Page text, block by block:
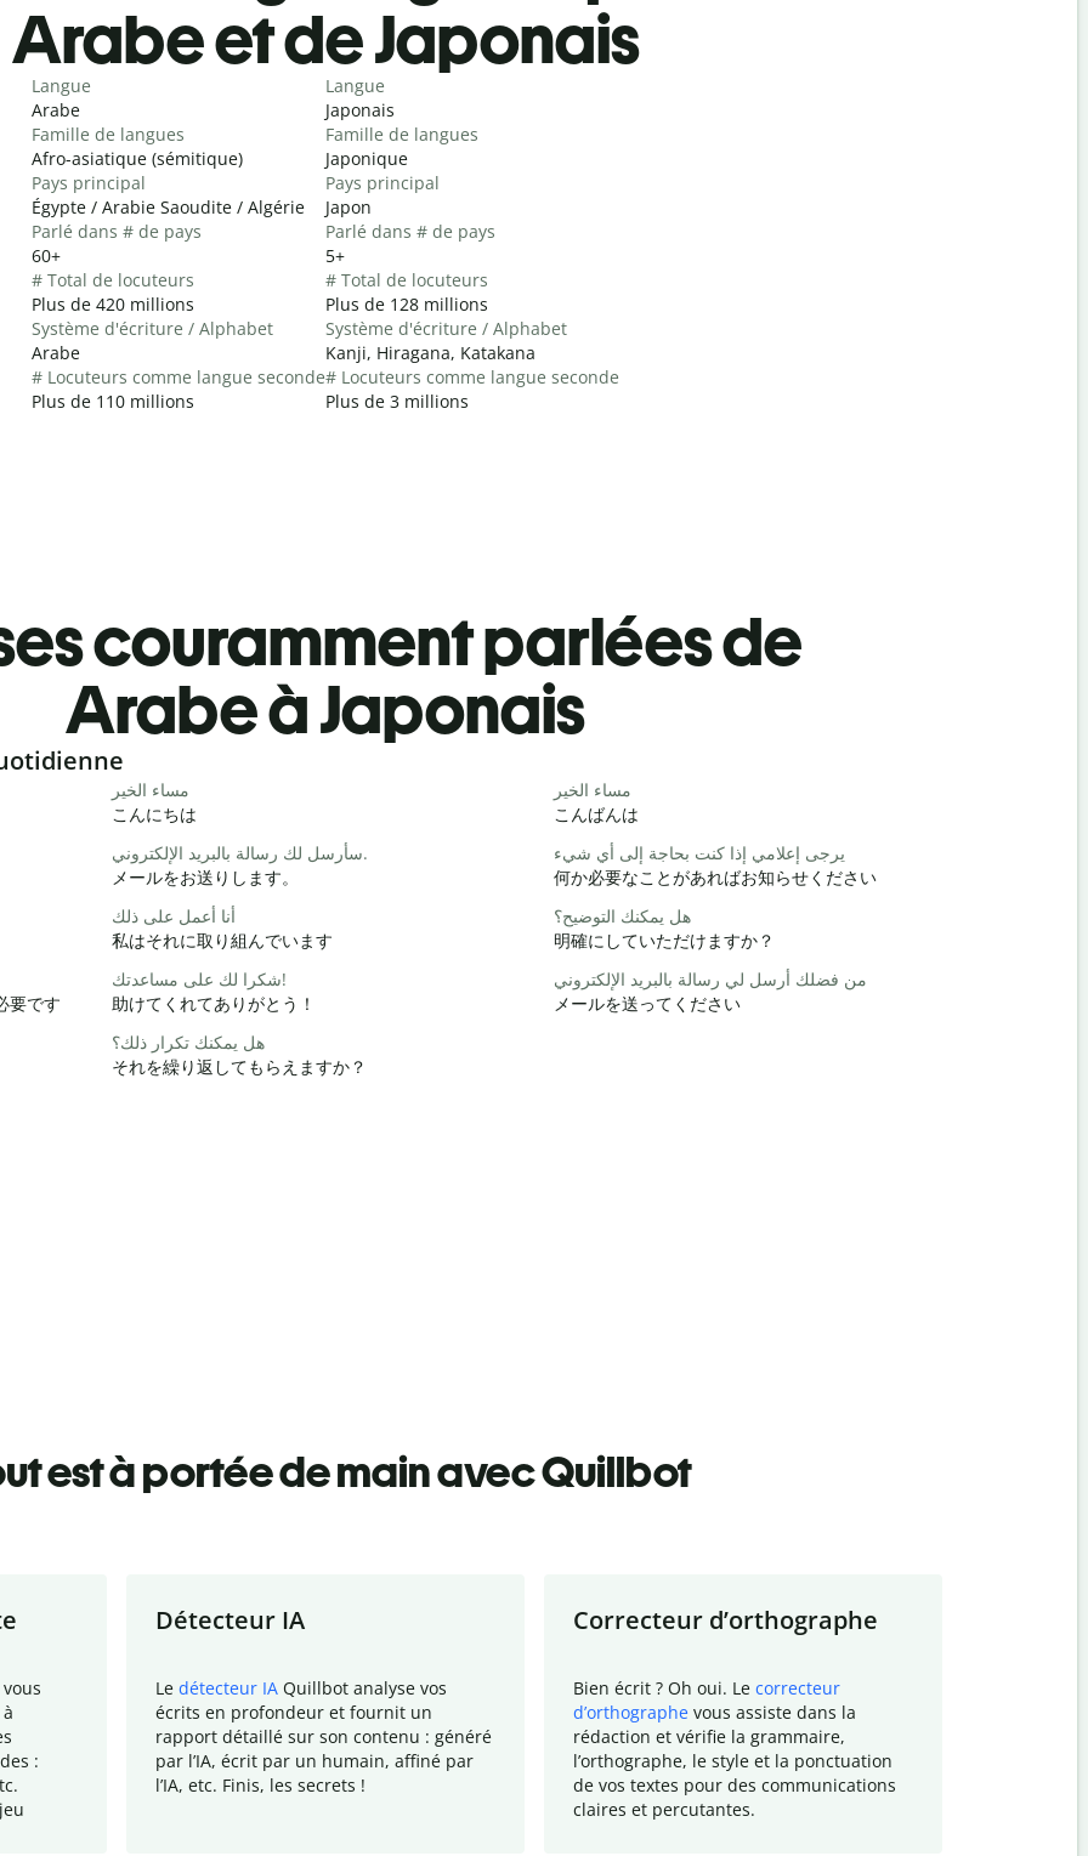
Arabe et de Japonais
Langue
Arabe
Famille de langues
Afro-asiatique (sémitique)
Pays principal
Égypte / Arabie Saoudite / Algérie
Parlé dans # de pays
60+
# Total de locuteurs
Plus de 420 millions
Système d'écriture / Alphabet
Arabe
# Locuteurs comme langue seconde
Plus de 110 millions
Langue
Japonais
Famille de langues
Japonique
Pays principal
Japon
Parlé dans # de pays
5+
# Total de locuteurs
Plus de 128 millions
Système d'écriture / Alphabet
Kanji, Hiragana, Katakana
# Locuteurs comme langue seconde
Plus de 3 millions
couramment parlées de
Arabe à Japonais
مساء الخير
こんにちは
مساء الخير
こんばんは
سأرسل لك رسالة بالبريد الإلكتروني.
メールをお送りします。
يرجى إعلامي إذا كنت بحاجة إلى أي شيء
何か必要なことがあればお知らせください
أنا أعمل على ذلك
私はそれに取り組んでいます
هل يمكنك التوضيح؟
明確にしていただけますか？
要です
شكرا لك على مساعدتك!
助けてくれてありがとう！
من فضلك أرسل لي رسالة بالبريد الإلكتروني
メールを送ってください
هل يمكنك تكرار ذلك؟
それを繰り返してもらえますか？
est à portée de main avec Quillbot
:
Détecteur IA
Le détecteur IA Quillbot analyse vos
écrits en profondeur et fournit un
rapport détaillé sur son contenu : généré
par l’IA, écrit par un humain, affiné par
l’IA, etc. Finis, les secrets !
Correcteur d’orthographe
Bien écrit ? Oh oui. Le correcteur
d’orthographe vous assiste dans la
rédaction et vérifie la grammaire,
l’orthographe, le style et la ponctuation
de vos textes pour des communications
claires et percutantes.